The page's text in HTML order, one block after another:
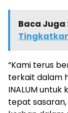
Baca Juga
“Kami terus
terkait dalam
INALUM
tepat